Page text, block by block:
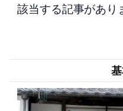
該当する記事があり